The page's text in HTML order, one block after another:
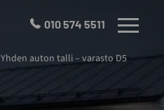
010 574 5511 VALIKKO
Yhden auton talli – varasto D5